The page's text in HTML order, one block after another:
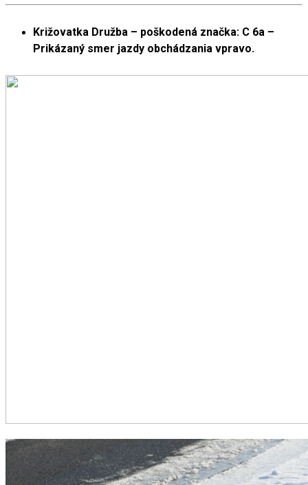
Križovatka Družba – poškodená značka: C 6a –
Prikázaný smer jazdy obchádzania vpravo.